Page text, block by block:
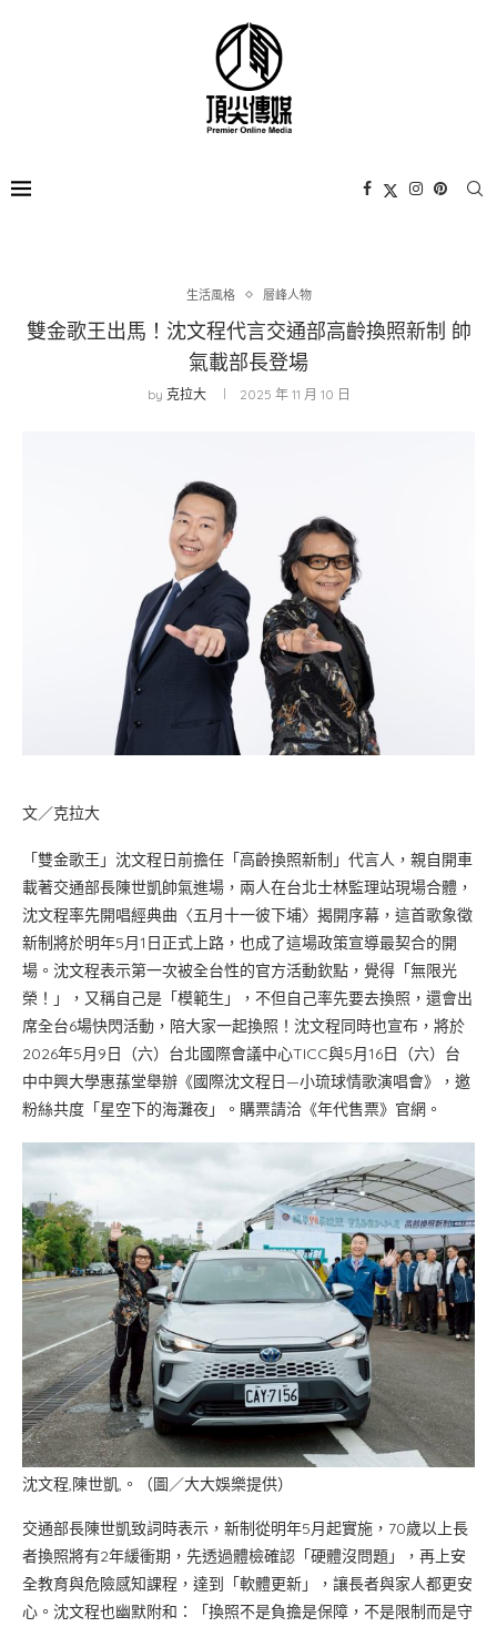
生活風格 層峰⼈物
雙金歌王出馬！沈文程代言交通部高齡換照新制 帥
氣載部長登場
by 克拉大 2025 年 11 月 10 日
文／克拉大
「雙金歌王」沈文程日前擔任「高齡換照新制」代言人，親自開車
載著交通部長陳世凱帥氣進場，兩人在台北士林監理站現場合體，
沈文程率先開唱經典曲〈五月十一彼下埔〉揭開序幕，這首歌象徵
新制將於明年5月1日正式上路，也成了這場政策宣導最契合的開
場。沈文程表示第一次被全台性的官方活動欽點，覺得「無限光
榮！」，又稱自己是「模範生」，不但自己率先要去換照，還會出
席全台6場快閃活動，陪大家一起換照！沈文程同時也宣布，將於
2026年5月9日（六）台北國際會議中心TICC與5月16日（六）台
中中興大學惠蓀堂舉辦《國際沈文程日—小琉球情歌演唱會》，邀
粉絲共度「星空下的海灘夜」。購票請洽《年代售票》官網。
沈文程,陳世凱,。（圖／大大娛樂提供）
交通部長陳世凱致詞時表示，新制從明年5月起實施，70歲以上長
者換照將有2年緩衝期，先透過體檢確認「硬體沒問題」，再上安
全教育與危險感知課程，達到「軟體更新」，讓長者與家人都更安
心。沈文程也幽默附和：「換照不是負擔是保障，不是限制而是守